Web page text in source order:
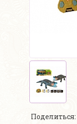
Поделиться: